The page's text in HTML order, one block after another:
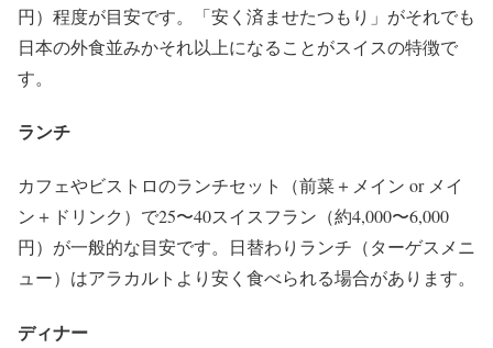
円）程度が目安です。「安く済ませたつもり」がそれでも
日本の外食並みかそれ以上になることがスイスの特徴で
す。
ランチ
カフェやビストロのランチセット（前菜＋メイン or メイ
ン＋ドリンク）で25〜40スイスフラン（約4,000〜6,000
円）が一般的な目安です。日替わりランチ（ターゲスメニ
ュー）はアラカルトより安く食べられる場合があります。
ディナー